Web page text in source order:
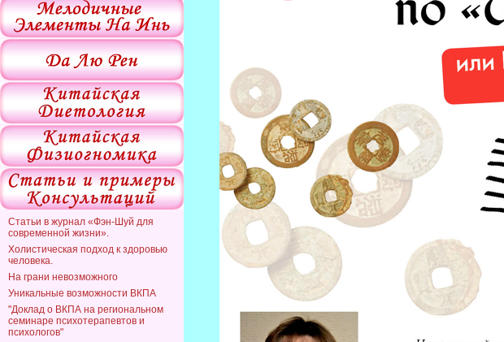
Статьи в журнал «Фэн-Шуй для
современной жизни».
Холистическая подход к здоровью
человека.
На грани невозможного
Уникальные возможности ВКПА
"Доклад о ВКПА на региональном
семинаре психотерапевтов и
психологов"